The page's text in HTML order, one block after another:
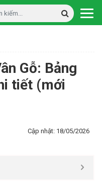
Gỗ: Bảng
tiết (mới
Cập nhật: 18/05/2026